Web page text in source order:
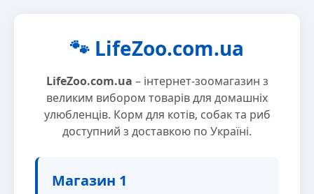
🐾 LifeZoo.com.ua
LifeZoo.com.ua – інтернет-зоомагазин з
великим вибором товарів для домашніх
улюбленців. Корм для котів, собак та риб
доступний з доставкою по Україні.
Магазин 1